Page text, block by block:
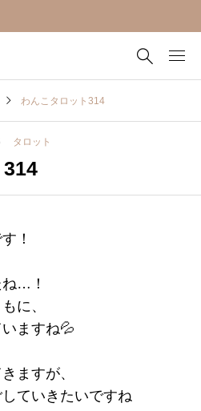
わんこタロット314
タロット
！
…！
に、
ますね💦
ますが、
ていきたいですね